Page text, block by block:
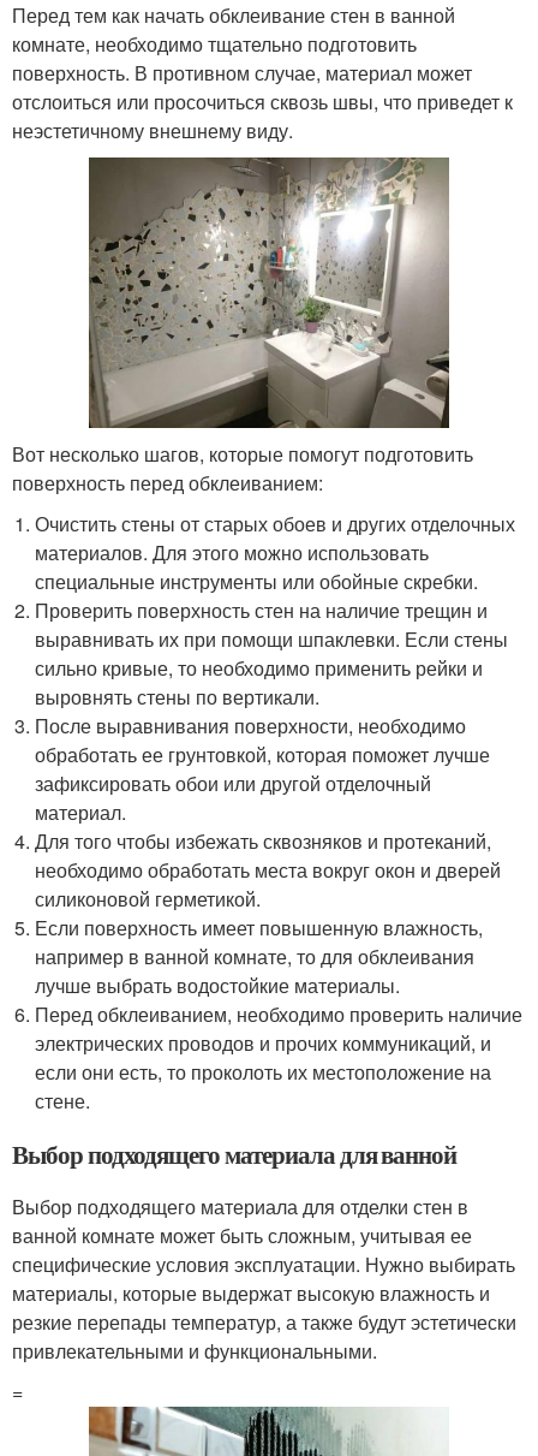
Перед тем как начать обклеивание стен в ванной
комнате, необходимо тщательно подготовить
поверхность. В противном случае, материал может
отслоиться или просочиться сквозь швы, что приведет к
неэстетичному внешнему виду.
Вот несколько шагов, которые помогут подготовить
поверхность перед обклеиванием:
Очистить стены от старых обоев и других отделочных
материалов. Для этого можно использовать
специальные инструменты или обойные скребки.
Проверить поверхность стен на наличие трещин и
выравнивать их при помощи шпаклевки. Если стены
сильно кривые, то необходимо применить рейки и
выровнять стены по вертикали.
После выравнивания поверхности, необходимо
обработать ее грунтовкой, которая поможет лучше
зафиксировать обои или другой отделочный
материал.
Для того чтобы избежать сквозняков и протеканий,
необходимо обработать места вокруг окон и дверей
силиконовой герметикой.
Если поверхность имеет повышенную влажность,
например в ванной комнате, то для обклеивания
лучше выбрать водостойкие материалы.
Перед обклеиванием, необходимо проверить наличие
электрических проводов и прочих коммуникаций, и
если они есть, то проколоть их местоположение на
стене.
Выбор подходящего материала для ванной
Выбор подходящего материала для отделки стен в
ванной комнате может быть сложным, учитывая ее
специфические условия эксплуатации. Нужно выбирать
материалы, которые выдержат высокую влажность и
резкие перепады температур, а также будут эстетически
привлекательными и функциональными.
=